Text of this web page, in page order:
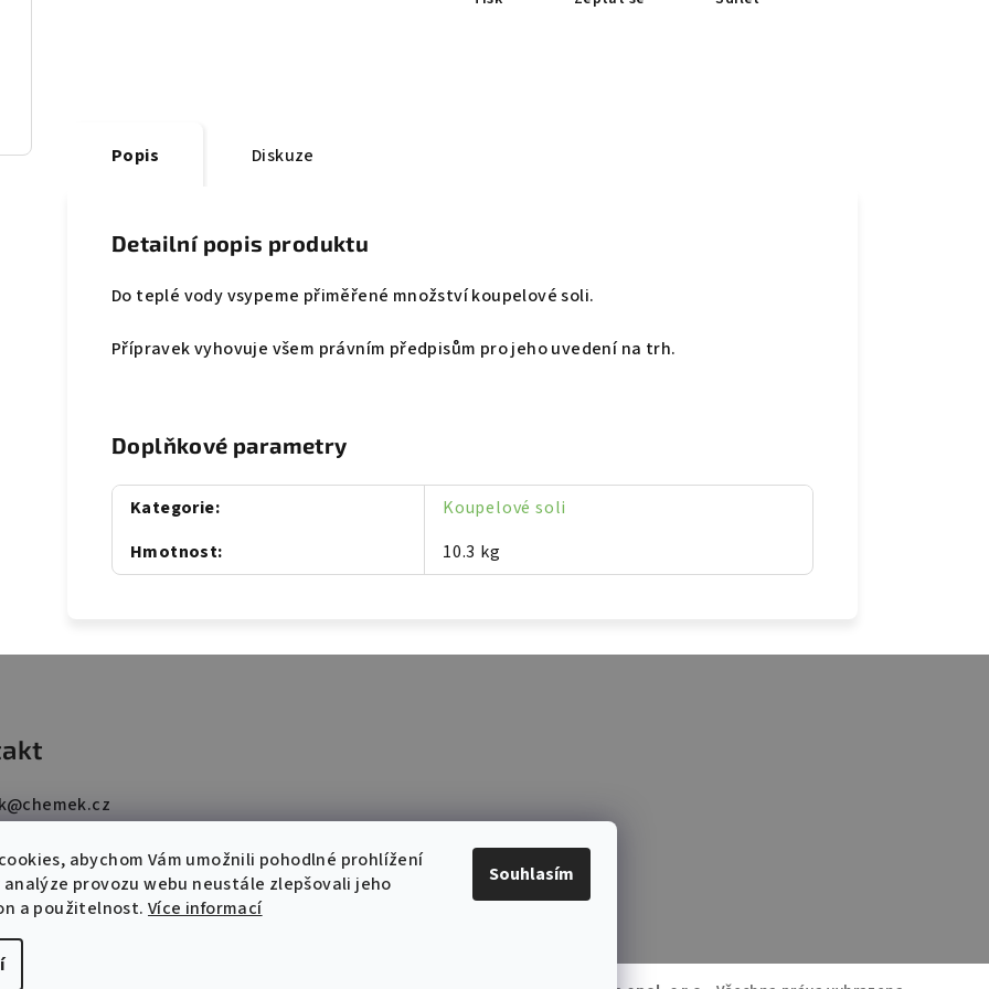
abychom Vám umožnili pohodlné prohlížení
analýze provozu webu neustále zlepšovali jeho
a použitelnost. Více informací
Souhlasím
Popis Diskuze
Detailní popis produktu
Do teplé vody vsypeme přiměřené množství koupelové soli.
Přípravek vyhovuje všem právním předpisům pro jeho uvedení na trh.
Doplňkové parametry
Kategorie:
Koupelové soli
Hmotnost: 10.3 kg
@chemek.cz